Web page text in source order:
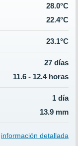
28.0°C
22.4°C
23.1°C
27 días
11.6 - 12.4 horas
1 día
13.9 mm
información detallada